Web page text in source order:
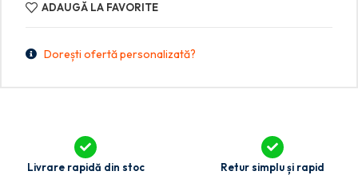
ADAUGĂ LA FAVORITE
Dorești ofertă personalizată?
Livrare rapidă din stoc Retur simplu și rapid